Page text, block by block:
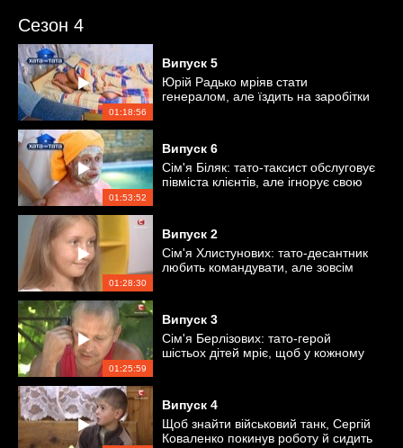
Сезон 4
01:18:56
Випуск 5
Юрій Радько мріяв стати
генералом, але їздить на заробітки
01:53:52
Випуск 6
Сім'я Біляк: тато-таксист обслуговує
півміста клієнтів, але ігнорує свою
01:28:30
Випуск 2
Сім'я Хлистунових: тато-десантник
любить командувати, але зовсім
01:25:59
Випуск 3
Сім'я Берлізових: тато-герой
шістьох дітей мріє, щоб у кожному
Випуск 4
Щоб знайти військовий танк, Сергій
Коваленко покинув роботу й сидить